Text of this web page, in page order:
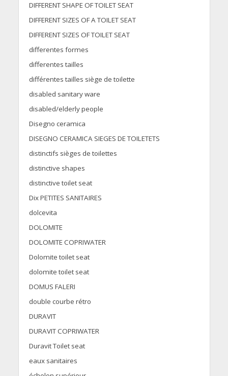
DIFFERENT SHAPE OF TOILET SEAT
DIFFERENT SIZES OF A TOILET SEAT
DIFFERENT SIZES OF TOILET SEAT
differentes formes
differentes tailles
différentes tailles siège de toilette
disabled sanitary ware
disabled/elderly people
Disegno ceramica
DISEGNO CERAMICA SIEGES DE TOILETETS
distinctifs sièges de toilettes
distinctive shapes
distinctive toilet seat
Dix PETITES SANITAIRES
dolcevita
DOLOMITE
DOLOMITE COPRIWATER
Dolomite toilet seat
dolomite toilet seat
DOMUS FALERI
double courbe rétro
DURAVIT
DURAVIT COPRIWATER
Duravit Toilet seat
eaux sanitaires